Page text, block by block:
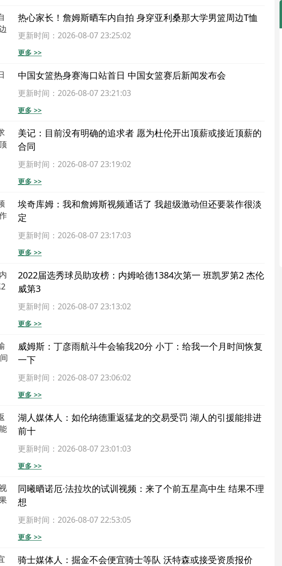
热心家长！詹姆斯晒车内自拍 身穿亚利桑那大学男篮周边T恤
更新时间：2026-08-07 23:25:02
更多 >>
中国女篮热身赛海口站首日 中国女篮赛后新闻发布会
更新时间：2026-08-07 23:21:03
更多 >>
美记：目前没有明确的追求者 愿为杜伦开出顶薪或接近顶薪的
合同
更新时间：2026-08-07 23:19:02
更多 >>
埃奇库姆：我和詹姆斯视频通话了 我超级激动但还要装作很淡
定
更新时间：2026-08-07 23:17:03
更多 >>
2022届选秀球员助攻榜：内姆哈德1384次第一 班凯罗第2 杰伦
威第3
更新时间：2026-08-07 23:13:02
更多 >>
威姆斯：丁彦雨航斗牛会输我20分 小丁：给我一个月时间恢复
一下
更新时间：2026-08-07 23:06:02
更多 >>
湖人媒体人：如伦纳德重返猛龙的交易受罚 湖人的引援能排进
前十
更新时间：2026-08-07 23:01:03
更多 >>
同曦晒诺厄·法拉坎的试训视频：来了个前五星高中生 结果不理
想
更新时间：2026-08-07 22:53:05
更多 >>
骑士媒体人：掘金不会便宜骑士等队 沃特森或接受资质报价